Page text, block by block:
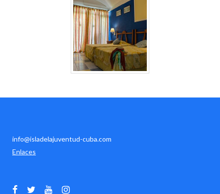
info@isladelajuventud-cuba.com
Enlaces